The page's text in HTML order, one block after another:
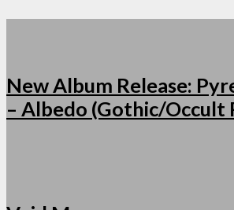
New Album Release:
– Albedo (Gothic/Occult